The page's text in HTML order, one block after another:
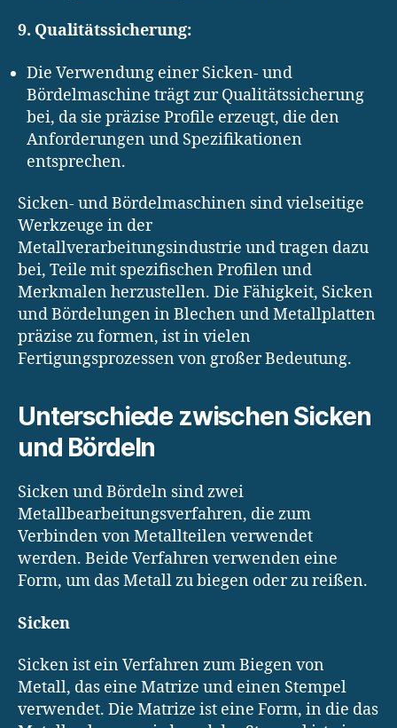
9. Qualitätssicherung:
Die Verwendung einer Sicken- und
Bördelmaschine trägt zur Qualitätssicherung
bei, da sie präzise Profile erzeugt, die den
Anforderungen und Spezifikationen
entsprechen.
Sicken- und Bördelmaschinen sind vielseitige
Werkzeuge in der
Metallverarbeitungsindustrie und tragen dazu
bei, Teile mit spezifischen Profilen und
Merkmalen herzustellen. Die Fähigkeit, Sicken
und Bördelungen in Blechen und Metallplatten
präzise zu formen, ist in vielen
Fertigungsprozessen von großer Bedeutung.
Unterschiede zwischen Sicken
und Bördeln
Sicken und Bördeln sind zwei
Metallbearbeitungsverfahren, die zum
Verbinden von Metallteilen verwendet
werden. Beide Verfahren verwenden eine
Form, um das Metall zu biegen oder zu reißen.
Sicken
Sicken ist ein Verfahren zum Biegen von
Metall, das eine Matrize und einen Stempel
verwendet. Die Matrize ist eine Form, in die das